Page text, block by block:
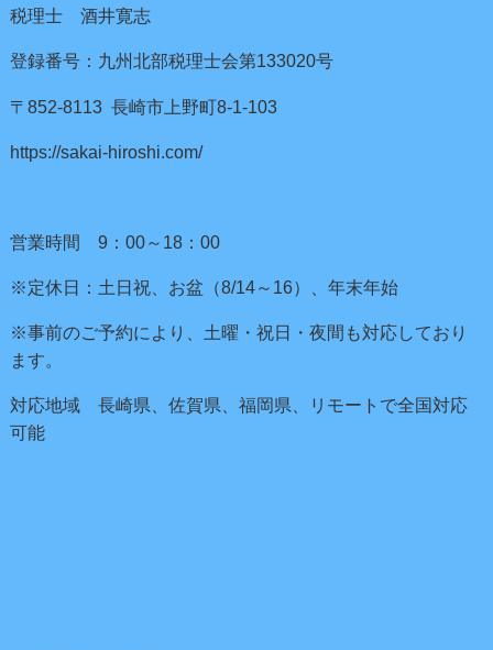
税理士 酒井寛志
登録番号：九州北部税理士会第133020号
〒852-8113 長崎市上野町8-1-103
https://sakai-hiroshi.com/
営業時間 9：00～18：00
※定休日：土日祝、お盆（8/14～16）、年末年始
※事前のご予約により、土曜・祝日・夜間も対応しており
ます。
対応地域 長崎県、佐賀県、福岡県、リモートで全国対応
可能